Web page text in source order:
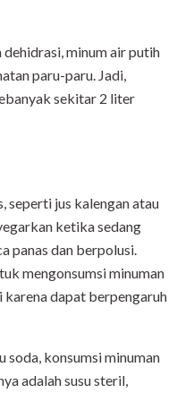
dehidrasi, minum air putih
paru-paru. Jadi,
sekitar 2 liter
seperti jus kalengan atau
ketika sedang
panas dan berpolusi.
mengonsumsi minuman
karena dapat berpengaruh
soda, konsumsi minuman
adalah susu steril,